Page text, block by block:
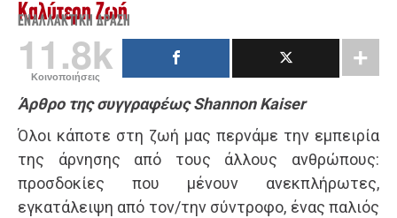
Καλύτερη Ζωή
ΕΝΑΛΛΑΚΤΙΚΉ ΔΡΆΣΗ
11.8k
Κοινοποιήσεις
Άρθρο της συγγραφέως Shannon Kaiser
Όλοι κάποτε στη ζωή μας περνάμε την εμπειρία
της άρνησης από τους άλλους ανθρώπους:
προσδοκίες που μένουν ανεκπλήρωτες,
εγκατάλειψη από τον/την σύντροφο, ένας παλιός